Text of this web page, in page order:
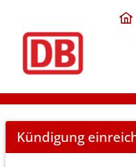
Cancel
Abo
Kündigung